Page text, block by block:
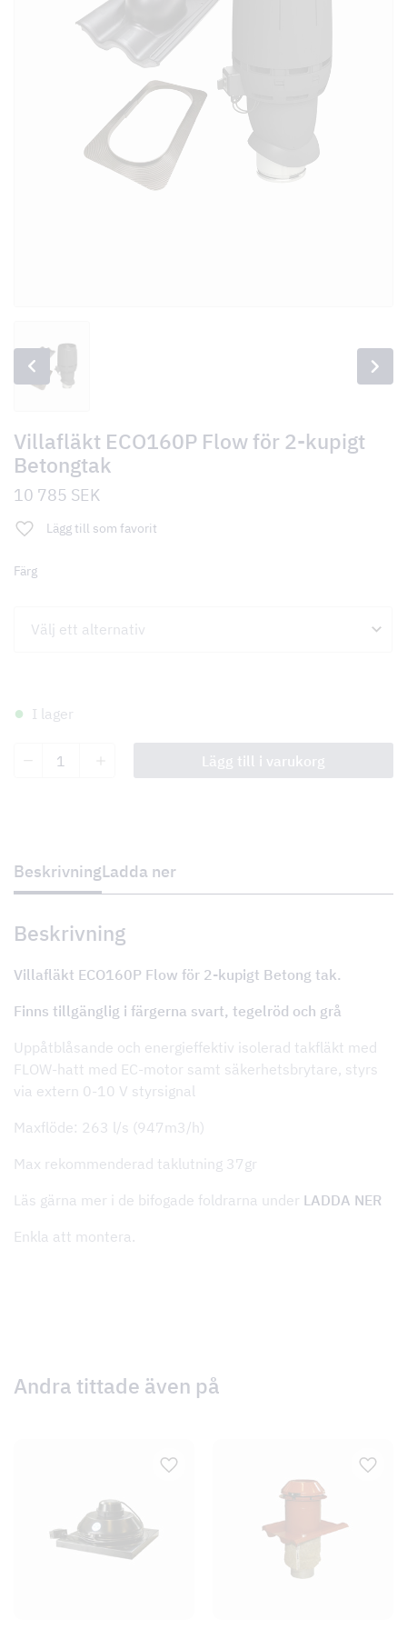
Villafläkt ECO160P Flow för 2-kupigt
Betongtak
10 785 SEK
Lägg till som favorit
Färg
I lager
ECO160P
mängd
Lägg till i varukorg
BeskrivningLadda ner
Beskrivning
Villafläkt ECO160P Flow för 2-kupigt Betong tak.
Finns tillgänglig i färgerna svart, tegelröd och grå
Uppåtblåsande och energieffektiv isolerad takfläkt med
FLOW-hatt med EC-motor samt säkerhetsbrytare, styrs
via extern 0-10 V styrsignal
Maxflöde: 263 l/s (947m3/h)
Max rekommenderad taklutning 37gr
Läs gärna mer i de bifogade foldrarna under LADDA NER
Enkla att montera.
Andra tittade även på